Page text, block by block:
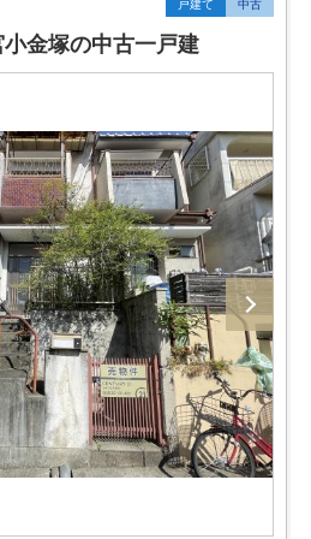
戸建て 中古
金塚の中古一戸建